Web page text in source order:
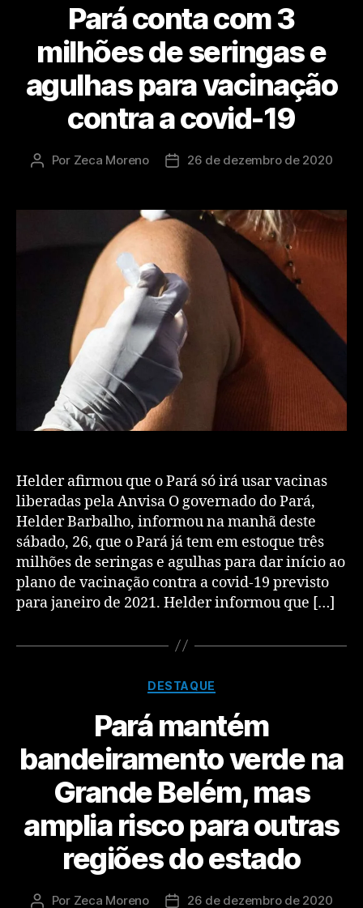
Pará conta com 3
milhões de seringas e
agulhas para vacinação
contra a covid-19
Por Zeca Moreno 26 de dezembro de 2020
Helder afirmou que o Pará só irá usar vacinas
liberadas pela Anvisa O governado do Pará,
Helder Barbalho, informou na manhã deste
sábado, 26, que o Pará já tem em estoque três
milhões de seringas e agulhas para dar início ao
plano de vacinação contra a covid-19 previsto
para janeiro de 2021. Helder informou que […]
DESTAQUE
Pará mantém
bandeiramento verde na
Grande Belém, mas
amplia risco para outras
regiões do estado
Por Zeca Moreno 26 de dezembro de 2020